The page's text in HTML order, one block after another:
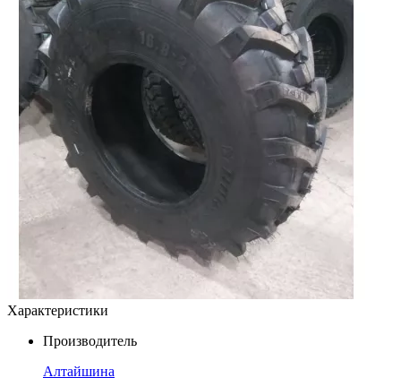
Характеристики
Производитель
Алтайшина